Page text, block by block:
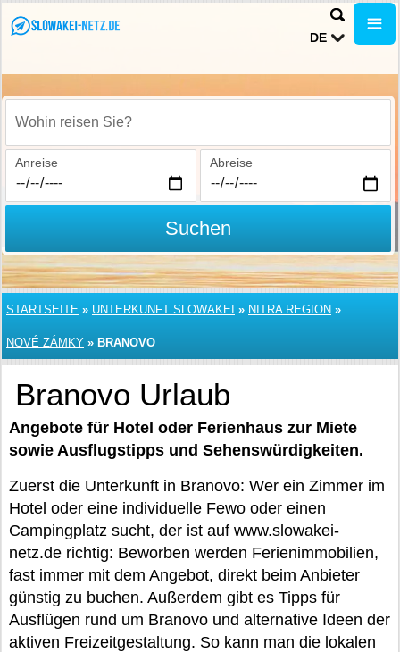
DE
Wohin reisen Sie?
Anreise Abreise
Suchen
STARTSEITE » UNTERKUNFT SLOWAKEI » NITRA REGION »
NOVÉ ZÁMKY » BRANOVO
Branovo Urlaub
Angebote für Hotel oder Ferienhaus zur Miete
sowie Ausflugstipps und Sehenswürdigkeiten.
Zuerst die Unterkunft in Branovo: Wer ein Zimmer im
Hotel oder eine individuelle Fewo oder einen
Campingplatz sucht, der ist auf www.slowakei-
netz.de richtig: Beworben werden Ferienimmobilien,
fast immer mit dem Angebot, direkt beim Anbieter
günstig zu buchen. Außerdem gibt es Tipps für
Ausflügen rund um Branovo und alternative Ideen der
aktiven Freizeitgestaltung. So kann man die lokalen